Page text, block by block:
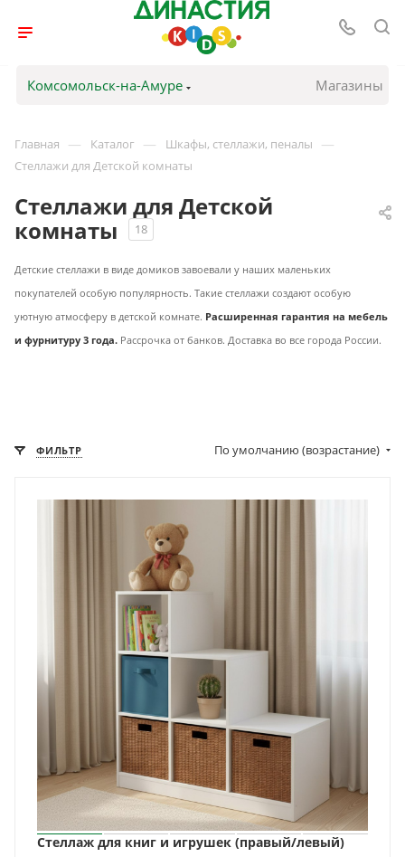
Комсомольск-на-Амуре Магазины
Главная — Каталог — Шкафы, стеллажи, пеналы —
Стеллажи для Детской комнаты
Стеллажи для Детской
комнаты
18
Детские стеллажи в виде домиков завоевали у наших маленьких
покупателей особую популярность. Такие стеллажи создают особую
уютную атмосферу в детской комнате. Расширенная гарантия на мебель
и фурнитуру 3 года. Рассрочка от банков. Доставка во все города России.
ФИЛЬТР По умолчанию (возрастание)
Стеллаж для книг и игрушек (правый/левый)